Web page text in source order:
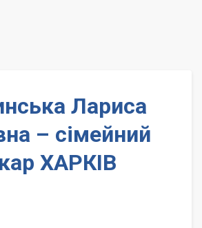
Лариса
– сімейний
ХАРКІВ